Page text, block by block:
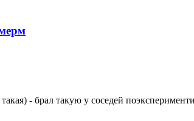
- брал такую у соседей